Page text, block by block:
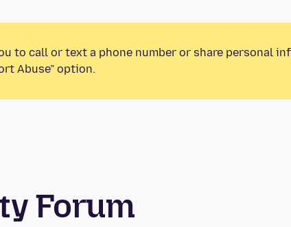
to call or text a phone number or share personal
Abuse” option.
Forum